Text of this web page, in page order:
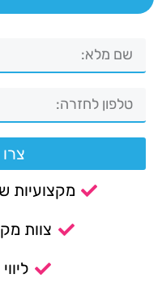
מקצועיות של
צוות